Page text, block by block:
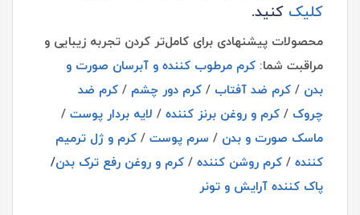
کلیک کنید.
محصولات پیشنهادی برای کامل‌تر کردن تجربه زیبایی و
مراقبت شما: کرم مرطوب کننده و آبرسان صورت و
بدن / کرم ضد آفتاب / کرم دور چشم / کرم ضد
چروک / کرم و روغن برنز کننده / لایه بردار پوست /
ماسک صورت و بدن / سرم پوست / کرم و ژل ترمیم
کننده / کرم روشن کننده / کرم و روغن رفع ترک بدن/
پاک کننده آرایش و تونر